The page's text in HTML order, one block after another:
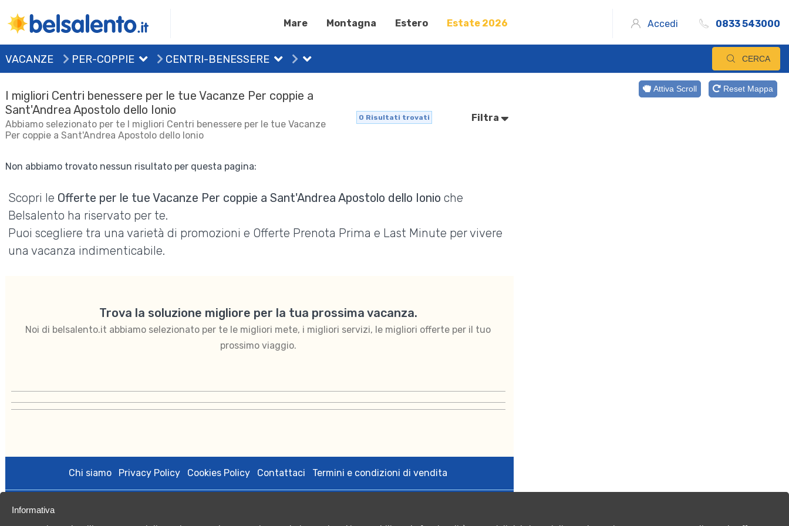
Mare Montagna Estero Estate 2026 Accedi 0833 543000
VACANZE PER-COPPIE CENTRI-BENESSERE CERCA
I migliori Centri benessere per le tue Vacanze Per coppie a
Sant'Andrea Apostolo dello Ionio
Abbiamo selezionato per te I migliori Centri benessere per le tue Vacanze
Per coppie a Sant'Andrea Apostolo dello Ionio
0 Risultati trovati Filtra
Non abbiamo trovato nessun risultato per questa pagina:
Scopri le Offerte per le tue Vacanze Per coppie a Sant'Andrea Apostolo dello Ionio che
Belsalento ha riservato per te.
Puoi scegliere tra una varietà di promozioni e Offerte Prenota Prima e Last Minute per vivere
una vacanza indimenticabile.
Trova la soluzione migliore per la tua prossima vacanza.
Noi di belsalento.it abbiamo selezionato per te le migliori mete, i migliori servizi, le migliori offerte per il tuo
prossimo viaggio.
Chi siamo Privacy Policy Cookies Policy Contattaci Termini e condizioni di vendita
BelSalento di proprietà di Kalintour s.r.l. è gestito da Vacanzedigital s.r.l. via Bologna 2 Tricase (Le) p.iva 05108640755;
Attiva Scroll Reset Mappa
Informativa